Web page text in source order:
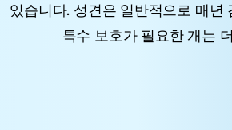
있습니다. 성견은 일반적으로 매년
특수 보호가 필요한 개는